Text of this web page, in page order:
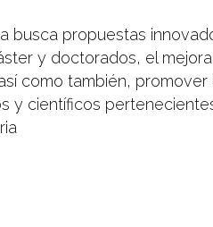
busca propuestas
y doctorados, el
como también,
y científicos